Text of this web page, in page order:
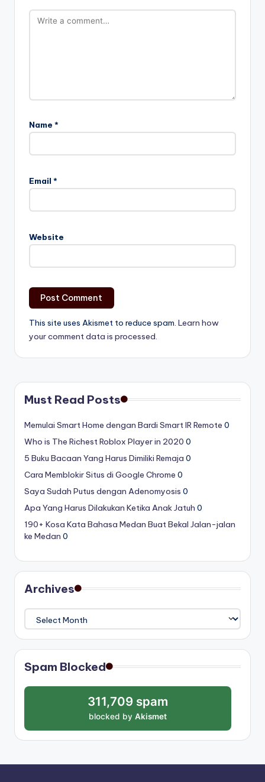
Name *
Email *
Website
This site uses Akismet to reduce spam. Learn how
your comment data is processed.
Must Read Posts
Memulai Smart Home dengan Bardi Smart IR Remote 0
Who is The Richest Roblox Player in 2020 0
5 Buku Bacaan Yang Harus Dimiliki Remaja 0
Cara Memblokir Situs di Google Chrome 0
Saya Sudah Putus dengan Adenomyosis 0
Apa Yang Harus Dilakukan Ketika Anak Jatuh 0
190+ Kosa Kata Bahasa Medan Buat Bekal Jalan-jalan
ke Medan 0
Archives
Archives
Spam Blocked
311,709 spam
blocked by Akismet